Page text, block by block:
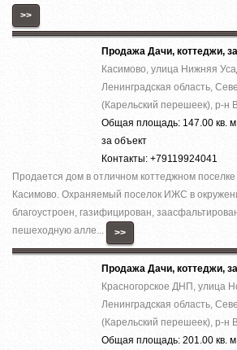
>>
Продажа Дачи, коттеджи,
Касимово, улица Нижняя
Ленинградская область,
(Карельский перешеек), р-н
Общая площадь: 147.00 кв.
за объект
Контакты: +79119924041
Продается дом в отличном коттеджном
Касимово. Охраняемый поселок ИЖС в
благоустроен, газифицирован,
пешеходную алле...
>>
Продажа Дачи, коттеджи,
Красногорское ДНП, улица
Ленинградская область,
(Карельский перешеек), р-н
Общая площадь: 201.00 кв.